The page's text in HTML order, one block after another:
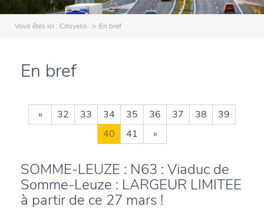
Vous êtes ici : Citoyens En bref
En bref
« 32 33 34 35 36 37 38
39
40
41 »
SOMME-LEUZE : N63 : Viaduc de
Somme-Leuze : LARGEUR LIMITEE
à partir de ce 27 mars !